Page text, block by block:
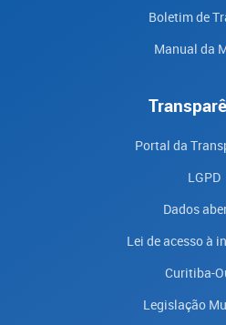
Boletim de
Manual da
Portal da
LGPD
Dados
Lei de acesso à
Curitiba-
Legislação